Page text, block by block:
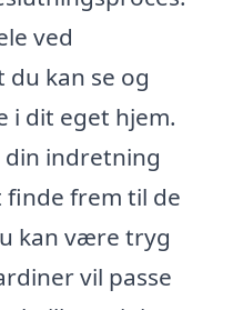
ved
du kan se og
i dit eget hjem.
din indretning
frem til de
kan være tryg
vil passe